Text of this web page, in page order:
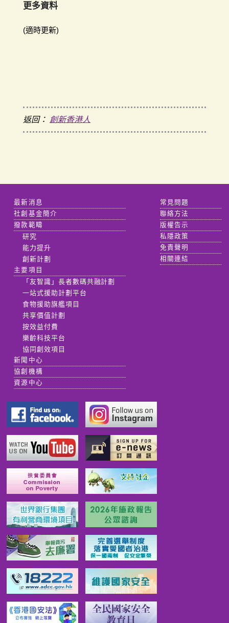
更多資料
(適時更新)
返回： 創新香港人
最新消息
社創基金簡介
撥款範疇
研究
能力提升
創新計劃
主要項目
「友智識」長者數碼共融計劃
一站式援助計劃平台
食物援助旗艦項目
共享價值計劃
按效益付費
樂齡科技平台
協同創效項目
新聞中心
協創機構
資源中心
常見問題
聯絡方法
版權告示
私隱政策
免責聲明
相關連結